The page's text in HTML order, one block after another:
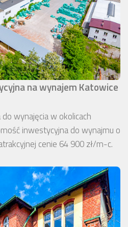
na wynajem Katowice
wynajęcia w okolicach
inwestycyjna do wynajmu o
cenie 64 900 zł/m-c.